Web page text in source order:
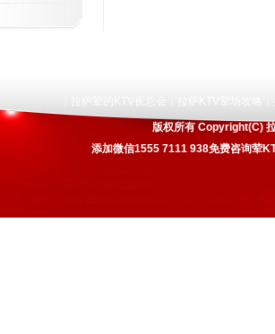
版权所有 Copyright(C)
添加微信1555 7111 938免费咨询荤